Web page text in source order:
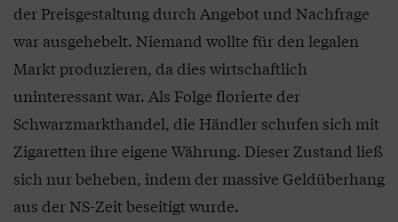
der Preisgestaltung durch Angebot und Nachfrage
war ausgehebelt. Niemand wollte für den legalen
Markt produzieren, da dies wirtschaftlich
uninteressant war. Als Folge florierte der
Schwarzmarkthandel, die Händler schufen sich mit
Zigaretten ihre eigene Währung. Dieser Zustand ließ
sich nur beheben, indem der massive Geldüberhang
aus der NS-Zeit beseitigt wurde.